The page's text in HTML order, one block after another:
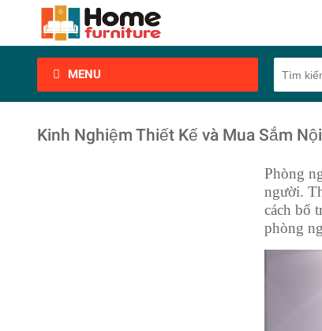
MENU
Kinh Nghiệm Thiết Kế và Mua Sắm
Phòng
người.
cách bố
phòng